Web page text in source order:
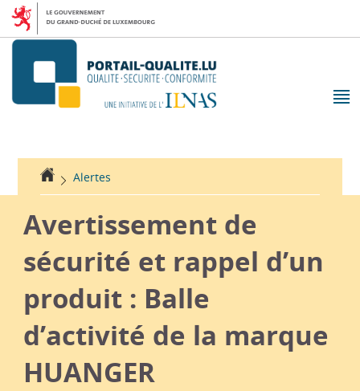
Aller
la
Aller
contenu
Accueil
Alertes
Avertissement de
sécurité et rappel d’un
produit : Balle
d’activité de la marque
HUANGER